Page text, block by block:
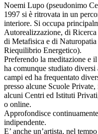
Noemi Lupo (pseudonimo
1997 si è ritrovata in un
interiore. Si occupa
Autorealizzazione, di
di Metafisica e di
Riequilibrio Energetico).
Preferendo la meditazione e
ha comunque studiato
campi ed ha frequentato
presso alcune Scuole
alcuni Centri ed Istituti
o online.
Approfondisce
indipendente.
E’ anche un’artista, nel